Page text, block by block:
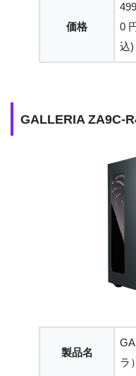
価格
0
込)
GALLERIA ZA9C-
製品名
ラ）